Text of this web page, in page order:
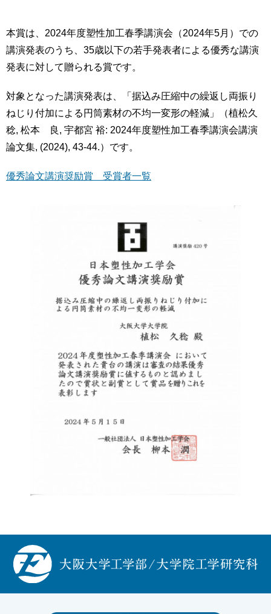
本賞は、2024年度塑性加工春季講演会（2024年5月）での
講演発表のうち、35歳以下の若手発表者による優秀な講演
発表に対して贈られる賞です。
対象となった講演発表は、「据込み圧縮中の繰返し両振り
ねじり付加による円筒素材の不均一変形の軽減」（植松久
稔, 松本 良, 宇都宮 裕: 2024年度塑性加工春季講演会講演
論文集, (2024), 43-44.）です。
優秀論文講演奨励賞 受賞者一覧